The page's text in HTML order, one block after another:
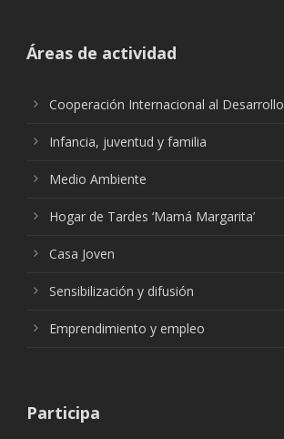
Áreas de actividad
Cooperación Internacional al Desarrollo
Infancia, juventud y familia
Medio Ambiente
Hogar de Tardes ‘Mamá Margarita’
Casa Joven
Sensibilización y difusión
Emprendimiento y empleo
Participa